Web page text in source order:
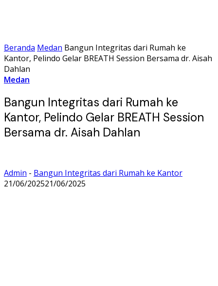
Beranda Medan Bangun Integritas dari Rumah ke
Kantor, Pelindo Gelar BREATH Session Bersama dr. Aisah
Dahlan
Medan
Bangun Integritas dari Rumah ke
Kantor, Pelindo Gelar BREATH Session
Bersama dr. Aisah Dahlan
Admin - Bangun Integritas dari Rumah ke Kantor
21/06/202521/06/2025